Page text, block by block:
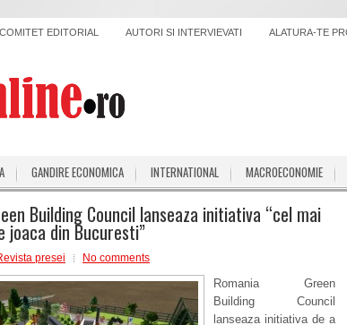
COMITET EDITORIAL AUTORI SI INTERVIEVATI ALATURA-TE
GANDIRE ECONOMICA INTERNATIONAL MACROECONOMIE
Building Council lanseaza initiativa “cel mai
joaca din Bucuresti”
presei No comments
Romania Green
Building Council
lanseaza initiativa de a